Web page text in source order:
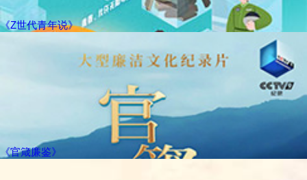
《Z世代青年说》
《官箴廉鉴》